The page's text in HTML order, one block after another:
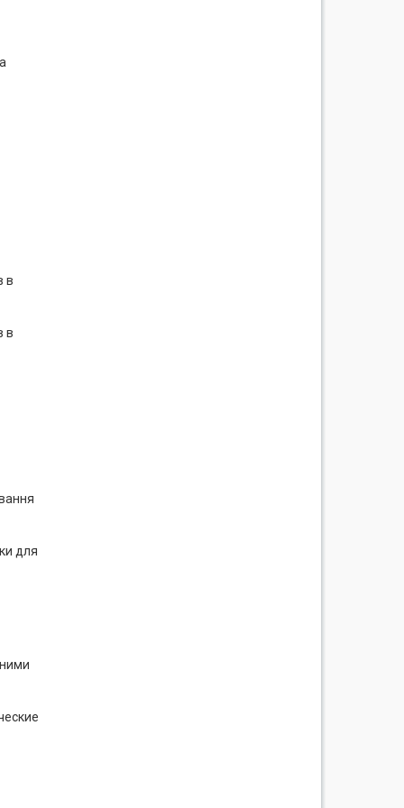
в
в
для